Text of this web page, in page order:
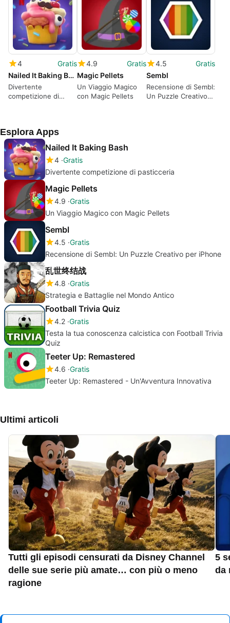
4
Gratis
Nailed It Baking Bash
Divertente
competizione di
4.9
Gratis
Magic Pellets
Un Viaggio Magico
con Magic Pellets
4.5
Gratis
Sembl
Recensione di Sembl:
Un Puzzle Creativo
Esplora Apps
Nailed It Baking Bash
4 Gratis
Divertente competizione di pasticceria
Magic Pellets
4.9 Gratis
Un Viaggio Magico con Magic Pellets
Sembl
4.5 Gratis
Recensione di Sembl: Un Puzzle Creativo per iPhone
乱世终结战
4.8 Gratis
Strategia e Battaglie nel Mondo Antico
Football Trivia Quiz
4.2 Gratis
Testa la tua conoscenza calcistica con Football Trivia
Quiz
Teeter Up: Remastered
4.6 Gratis
Teeter Up: Remastered - Un'Avventura Innovativa
Ultimi articoli
Tutti gli episodi censurati da Disney Channel
delle sue serie più amate… con più o meno
ragione
5
da